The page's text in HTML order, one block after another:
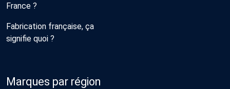
France ?
Fabrication française, ça
signifie quoi ?
Marques par région